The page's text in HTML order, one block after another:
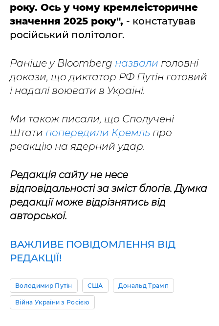
року. Ось у чому кремлеісторичне
значення 2025 року", - констатував
російський політолог.
Раніше у Bloomberg назвали головні
докази, що диктатор РФ Путін готовий
і надалі воювати в Україні.
Ми також писали, що Сполучені
Штати попередили Кремль про
реакцію на ядерний удар.
Редакція сайту не несе
відповідальності за зміст блогів. Думка
редакції може відрізнятись від
авторської.
ВАЖЛИВЕ ПОВІДОМЛЕННЯ ВІД
РЕДАКЦІЇ!
Володимир Путін США Дональд Трамп
Війна України з Росією